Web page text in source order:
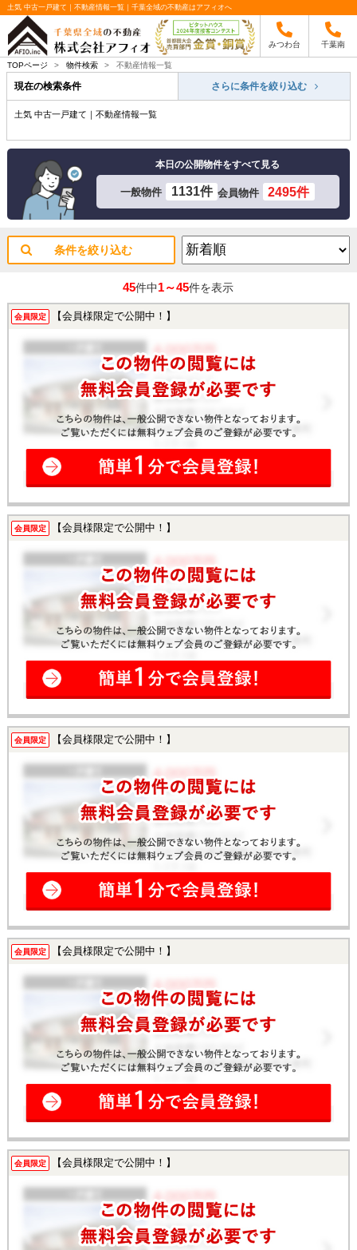
土気 中古一戸建て｜不動産情報一覧｜千葉全域の不動産はアフィオへ
みつわ台 千葉南
TOPページ > 物件検索 > 不動産情報一覧
現在の検索条件 さらに条件を絞り込む
土気 中古一戸建て｜不動産情報一覧
本日の公開物件をすべて見る
一般物件 1131件 会員物件 2495件
条件を絞り込む
45件中1～45件を表示
会員限定 【会員様限定で公開中！】
会員限定 【会員様限定で公開中！】
会員限定 【会員様限定で公開中！】
会員限定 【会員様限定で公開中！】
会員限定 【会員様限定で公開中！】